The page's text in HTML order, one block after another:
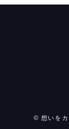
© 想いを